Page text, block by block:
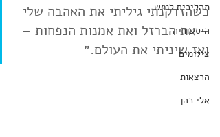
תהליכים לנפש
היסטוריה
צילומים
הרצאות
אלי כהן
כשהזדקנתי גיליתי את האהבה שלי
– את הברזל ואת אמנות הנפחות –
ואז שיניתי את העולם.״